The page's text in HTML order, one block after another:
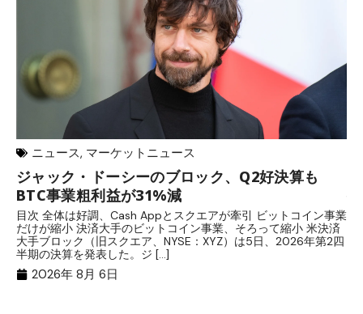
ニュース, マーケットニュース
ジャック・ドーシーのブロック、Q2好決算も
BTC事業粗利益が31%減
目次 全体は好調、Cash Appとスクエアが牽引 ビットコイン事業
だけが縮小 決済大手のビットコイン事業、そろって縮小 米決済
大手ブロック（旧スクエア、NYSE：XYZ）は5日、2026年第2四
半期の決算を発表した。ジ […]
2026年 8月 6日